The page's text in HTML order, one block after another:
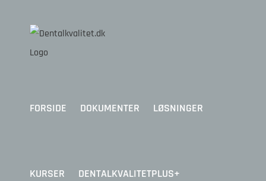
FORSIDE DOKUMENTER LØSNINGER
KURSER DENTALKVALITETPLUS+